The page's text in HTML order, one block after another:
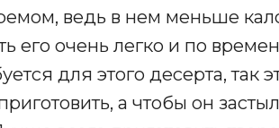
ведь в нем меньше
его очень легко и по
для этого десерта, так
а чтобы он